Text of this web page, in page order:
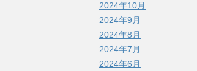
2024年10月
2024年9月
2024年8月
2024年7月
2024年6月